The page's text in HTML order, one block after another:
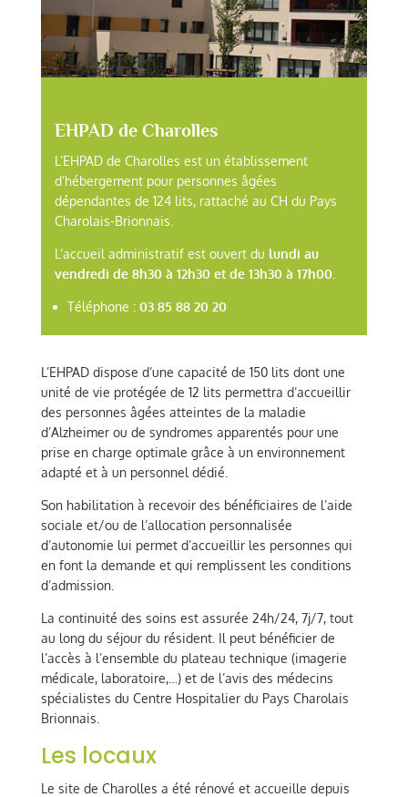
EHPAD de Charolles
L’EHPAD de Charolles est un établissement
d’hébergement pour personnes âgées
dépendantes de 124 lits, rattaché au CH du Pays
Charolais-Brionnais.
L’accueil administratif est ouvert du lundi au
vendredi de 8h30 à 12h30 et de 13h30 à 17h00.
Téléphone : 03 85 88 20 20
L’EHPAD dispose d’une capacité de 150 lits dont une
unité de vie protégée de 12 lits permettra d’accueillir
des personnes âgées atteintes de la maladie
d’Alzheimer ou de syndromes apparentés pour une
prise en charge optimale grâce à un environnement
adapté et à un personnel dédié.
Son habilitation à recevoir des bénéficiaires de l’aide
sociale et/ou de l’allocation personnalisée
d’autonomie lui permet d’accueillir les personnes qui
en font la demande et qui remplissent les conditions
d’admission.
La continuité des soins est assurée 24h/24, 7j/7, tout
au long du séjour du résident. Il peut bénéficier de
l’accès à l’ensemble du plateau technique (imagerie
médicale, laboratoire,…) et de l’avis des médecins
spécialistes du Centre Hospitalier du Pays Charolais
Brionnais.
Les locaux
Le site de Charolles a été rénové et accueille depuis